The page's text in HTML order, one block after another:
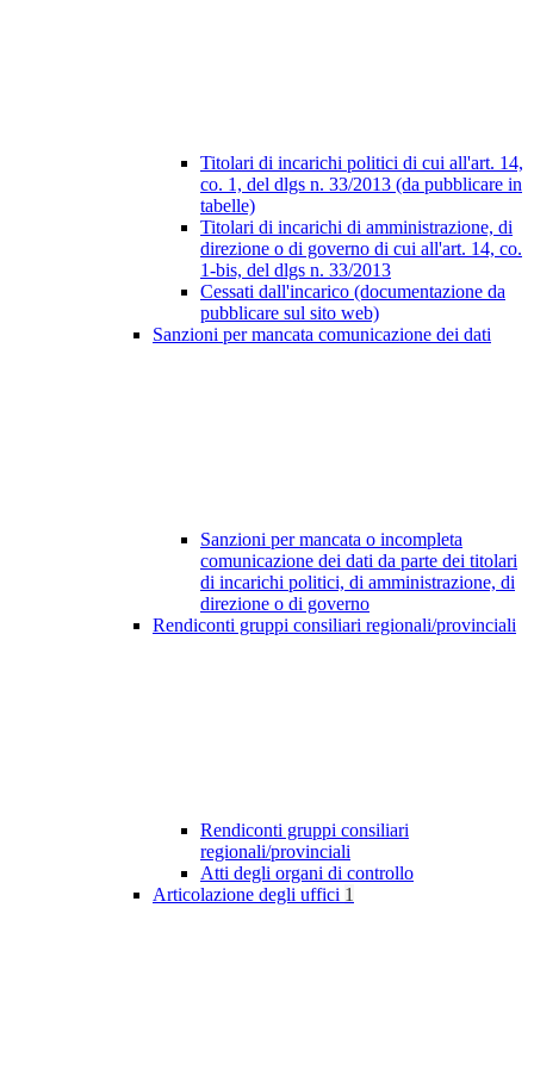
Titolari di incarichi politici di cui all'art. 14,
co. 1, del dlgs n. 33/2013 (da pubblicare in
tabelle)
Titolari di incarichi di amministrazione, di
direzione o di governo di cui all'art. 14, co.
1-bis, del dlgs n. 33/2013
Cessati dall'incarico (documentazione da
pubblicare sul sito web)
Sanzioni per mancata comunicazione dei dati
Sanzioni per mancata o incompleta
comunicazione dei dati da parte dei titolari
di incarichi politici, di amministrazione, di
direzione o di governo
Rendiconti gruppi consiliari regionali/provinciali
Rendiconti gruppi consiliari
regionali/provinciali
Atti degli organi di controllo
Articolazione degli uffici 1